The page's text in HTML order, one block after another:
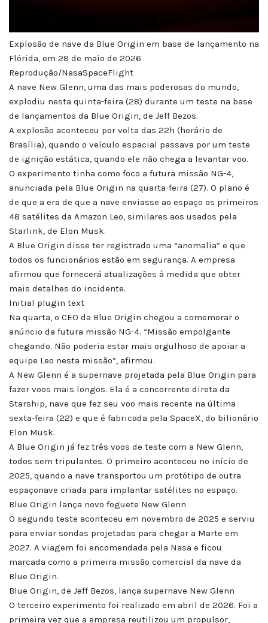
Explosão de nave da Blue Origin em base de lançamento na
Flórida, em 28 de maio de 2026
Reprodução/NasaSpaceFlight
A nave New Glenn, uma das mais poderosas do mundo,
explodiu nesta quinta-feira (28) durante um teste na base
de lançamentos da Blue Origin, de Jeff Bezos.
A explosão aconteceu por volta das 22h (horário de
Brasília), quando o veículo espacial passava por um teste
de ignição estática, quando ele não chega a levantar voo.
O experimento tinha como foco a futura missão NG-4,
anunciada pela Blue Origin na quarta-feira (27). O plano é
de que a era de que a nave enviasse ao espaço os primeiros
48 satélites da Amazon Leo, similares aos usados pela
Starlink, de Elon Musk.
A Blue Origin disse ter registrado uma “anomalia” e que
todos os funcionários estão em segurança. A empresa
afirmou que fornecerá atualizações à medida que obter
mais detalhes do incidente.
Initial plugin text
Na quarta, o CEO da Blue Origin chegou a comemorar o
anúncio da futura missão NG-4. “Missão empolgante
chegando. Não poderia estar mais orgulhoso de apoiar a
equipe Leo nesta missão”, afirmou.
A New Glenn é a supernave projetada pela Blue Origin para
fazer voos mais longos. Ela é a concorrente direta da
Starship, nave que fez seu voo mais recente na última
sexta-feira (22) e que é fabricada pela SpaceX, do bilionário
Elon Musk.
A Blue Origin já fez três voos de teste com a New Glenn,
todos sem tripulantes. O primeiro aconteceu no início de
2025, quando a nave transportou um protótipo de outra
espaçonave criada para implantar satélites no espaço.
Blue Origin lança novo foguete New Glenn
O segundo teste aconteceu em novembro de 2025 e serviu
para enviar sondas projetadas para chegar a Marte em
2027. A viagem foi encomendada pela Nasa e ficou
marcada como a primeira missão comercial da nave da
Blue Origin.
Blue Origin, de Jeff Bezos, lança supernave New Glenn
O terceiro experimento foi realizado em abril de 2026. Foi a
primeira vez que a empresa reutilizou um propulsor,